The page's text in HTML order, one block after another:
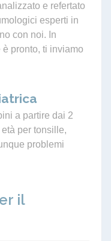
e refertato
esperti in
con noi. In
pronto, ti inviamo
a partire dai 2
per tonsille,
problemi
il